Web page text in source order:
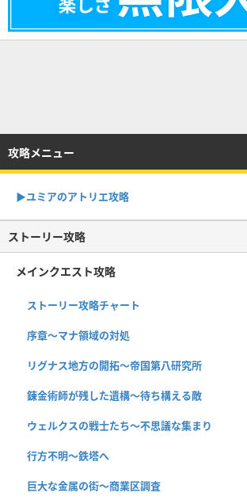
攻略メニュー
▶︎ユミアのアトリエ攻略
ストーリー攻略
メインクエスト攻略
ストーリー攻略チャート
序章〜マナ領域の対処
リグナス地方の開拓〜帝国第八研究所
錬金術師が残した遺構〜待ち構える敵
ウェルクスの戦士たち〜不思議な集まり
行方不明〜鉄塔へ
巨大な金属の街〜商業区調査